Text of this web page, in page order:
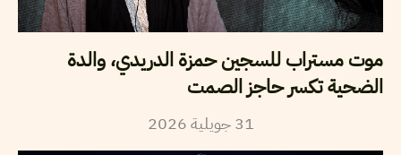
موت مستراب للسجين حمزة الدريدي، والدة
الضحية تكسر حاجز الصمت
31 جويلية2026